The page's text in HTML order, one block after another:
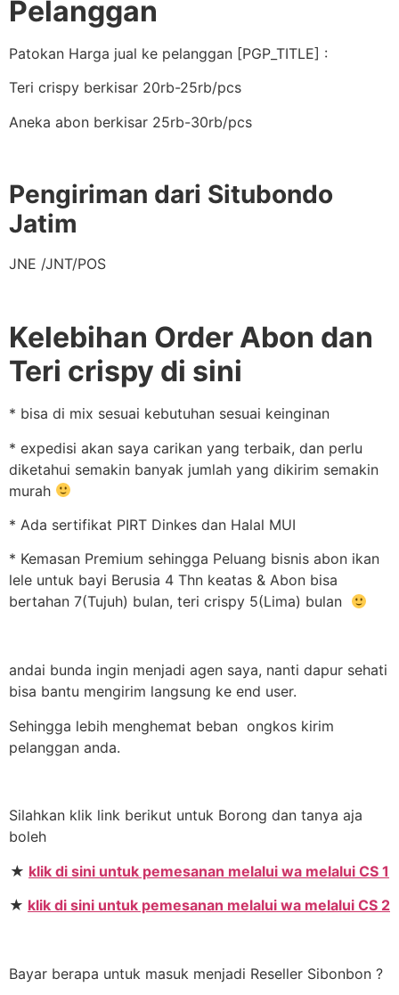
Pelanggan
Patokan Harga jual ke pelanggan [PGP_TITLE] :
Teri crispy berkisar 20rb-25rb/pcs
Aneka abon berkisar 25rb-30rb/pcs
Pengiriman dari Situbondo
Jatim
JNE /JNT/POS
Kelebihan Order Abon dan
Teri crispy di sini
* bisa di mix sesuai kebutuhan sesuai keinginan
* expedisi akan saya carikan yang terbaik, dan perlu
diketahui semakin banyak jumlah yang dikirim semakin
murah
* Ada sertifikat PIRT Dinkes dan Halal MUI
* Kemasan Premium sehingga Peluang bisnis abon ikan
lele untuk bayi Berusia 4 Thn keatas & Abon bisa
bertahan 7(Tujuh) bulan, teri crispy 5(Lima) bulan
andai bunda ingin menjadi agen saya, nanti dapur sehati
bisa bantu mengirim langsung ke end user.
Sehingga lebih menghemat beban ongkos kirim
pelanggan anda.
Silahkan klik link berikut untuk Borong dan tanya aja
boleh
★ klik di sini untuk pemesanan melalui wa melalui CS 1
★ klik di sini untuk pemesanan melalui wa melalui CS 2
Bayar berapa untuk masuk menjadi Reseller Sibonbon ?